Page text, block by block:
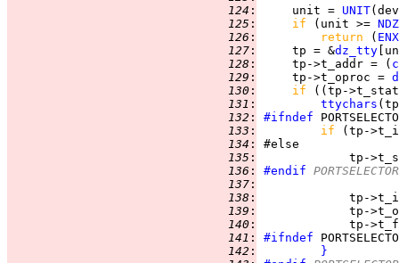
124 :
     unit =
UNIT
125 : if (unit >=
126 : return (
127 :
     tp = &
dz_tty
128 :
     tp->t_addr = (
129 :
     tp->t_oproc =
130 : if
((tp-
131 :
ttychars
132 :
#ifndef
133 : if
(tp-
134 :
135 :
tp-
136 : #endif PORTSELECTOR
137 :
138 :
tp-
139 :
tp-
140 :
tp-
141 :
#ifndef
142 :
}